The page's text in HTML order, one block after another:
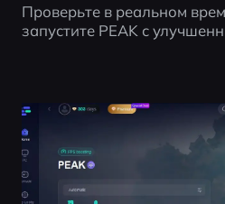
Проверьте в реальном
запустите PEAK с